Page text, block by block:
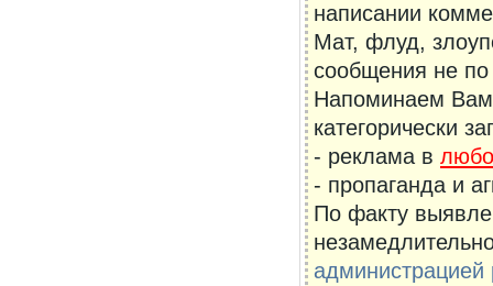
написании
Мат, флуд,
сообщения не по
Напоминаем
категорически
- реклама в
- пропаганда и
По факту
администрацией